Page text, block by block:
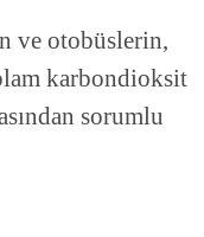
ve otobüslerin,
karbondioksit
sorumlu